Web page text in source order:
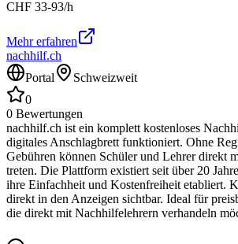
CHF 33-93/h
Mehr erfahren
nachhilf.ch
Portal
Schweizweit
0
0 Bewertungen
nachhilf.ch ist ein komplett kostenloses
digitales Anschlagbrett funktioniert. Ohne
Gebühren können Schüler und Lehrer direkt
treten. Die Plattform existiert seit über 20
ihre Einfachheit und Kostenfreiheit etabliert.
direkt in den Anzeigen sichtbar. Ideal für
die direkt mit Nachhilfelehrern verhandeln